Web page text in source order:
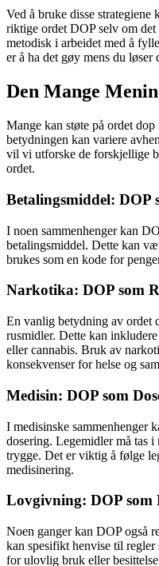
Ved å bruke disse strategiene
riktige ordet DOP selv om
metodisk i arbeidet med å
er å ha det gøy mens du løser
Den Mange
Mange kan støte på ordet
betydningen kan variere
vil vi utforske de forskjellige
ordet.
Betalingsmiddel: DOP
I noen sammenhenger kan
betalingsmiddel. Dette kan
brukes som en kode for
Narkotika: DOP som
En vanlig betydning av ordet
rusmidler. Dette kan
eller cannabis. Bruk av
konsekvenser for helse og
Medisin: DOP som
I medisinske sammenhenger
dosering. Legemidler må tas
trygge. Det er viktig å følge
medisinering.
Lovgivning: DOP som
Noen ganger kan DOP også
kan spesifikt henvise til
for ulovlig bruk eller